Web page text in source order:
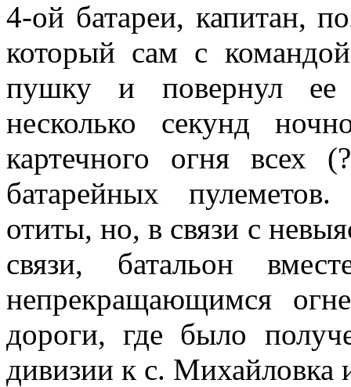
4-ой батареи, капитан,
который сам с
пушку и повернул ее
несколько секунд
картечного огня всех
батарейных
отиты, но, в связи с
связи, батальон
непрекращающимся
дороги, где было
дивизии к с. Михайловка